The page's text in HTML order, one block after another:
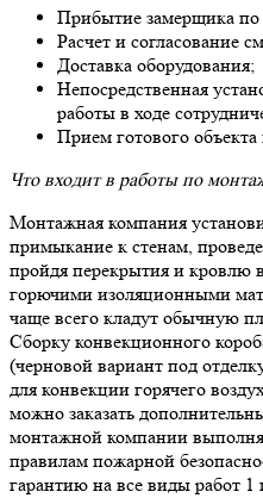
Прибытие замерщика по
Расчет и согласование
Доставка оборудования;
Непосредственная
работы в ходе
Прием готового
Что входит в работы по
Монтажная компания
примыкание к стенам,
пройдя перекрытия и кровлю
горючими изоляционными
чаще всего кладут обычную
Сборку конвекционного
(черновой вариант под
для конвекции горячего
можно заказать
монтажной компании
правилам пожарной
гарантию на все виды работ 1